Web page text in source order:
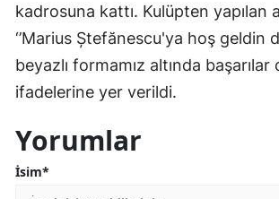
kadrosuna kattı. Kulüpten yapılan
‘’Marius Ștefănescu'ya hoş geldin
beyazlı formamız altında başarılar
ifadelerine yer verildi.
Yorumlar
İsim*